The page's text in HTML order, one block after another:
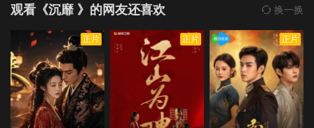
观看《沉靡 》的网友还喜欢 换一换
正片 正片 正片